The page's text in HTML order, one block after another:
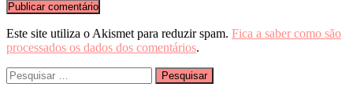
Este site utiliza o Akismet para reduzir spam. Fica a saber como são
processados os dados dos comentários.
Pesquisar
por: